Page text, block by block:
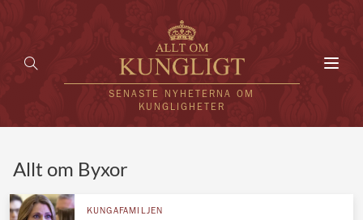
SENASTE NYHETERNA OM
KUNGLIGHETER
Allt om Byxor
KUNGAFAMILJEN